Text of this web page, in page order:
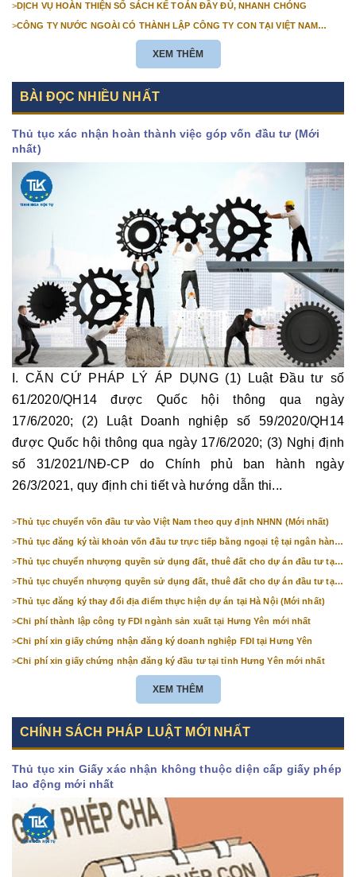
>DỊCH VỤ HOÀN THIỆN SỔ SÁCH KẾ TOÁN ĐẦY ĐỦ, NHANH CHÓNG
>CÔNG TY NƯỚC NGOÀI CÓ THÀNH LẬP CÔNG TY CON TẠI VIỆT NAM
XEM THÊM
BÀI ĐỌC NHIỀU NHẤT
Thủ tục xác nhận hoàn thành việc góp vốn đầu tư (Mới
nhất)
I. CĂN CỨ PHÁP LÝ ÁP DỤNG (1) Luật Đầu tư số
61/2020/QH14 được Quốc hội thông qua ngày
17/6/2020; (2) Luật Doanh nghiệp số 59/2020/QH14
được Quốc hội thông qua ngày 17/6/2020; (3) Nghị định
số 31/2021/NĐ-CP do Chính phủ ban hành ngày
26/3/2021, quy định chi tiết và hướng dẫn thi...
>Thủ tục chuyển vốn đầu tư vào Việt Nam theo quy định NHNN (Mới nhất)
>Thủ tục đăng ký tài khoản vốn đầu tư trực tiếp bằng ngoại tệ tại ngân hàng
>Thủ tục chuyển nhượng quyền sử dụng đất, thuê đất cho dự án đầu tư tại
>Thủ tục chuyển nhượng quyền sử dụng đất, thuê đất cho dự án đầu tư tại
>Thủ tục đăng ký thay đổi địa điểm thực hiện dự án tại Hà Nội (Mới nhất)
>Chi phí thành lập công ty FDI ngành sản xuất tại Hưng Yên mới nhất
>Chi phí xin giấy chứng nhận đăng ký doanh nghiệp FDI tại Hưng Yên
>Chi phí xin giấy chứng nhận đăng ký đầu tư tại tỉnh Hưng Yên mới nhất
XEM THÊM
CHÍNH SÁCH PHÁP LUẬT MỚI NHẤT
Thủ tục xin Giấy xác nhận không thuộc diện cấp giấy phép
lao động mới nhất